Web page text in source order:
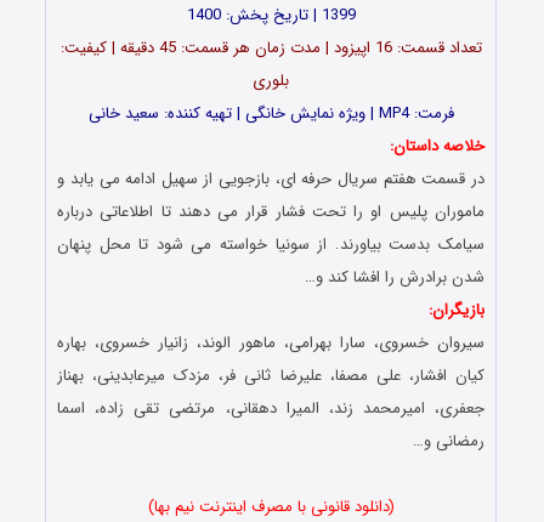
1399 | تاریخ پخش: 1400
تعداد قسمت: 16 اپیزود | مدت زمان هر قسمت: 45 دقیقه | کیفیت:
بلوری
فرمت: MP4 | ویژه نمایش خانگی | تهیه کننده: سعید خانی
خلاصه داستان:
در قسمت هفتم سریال حرفه ای، بازجویی از سهیل ادامه می یابد و
ماموران پلیس او را تحت فشار قرار می دهند تا اطلاعاتی درباره
سیامک بدست بیاورند. از سونیا خواسته می شود تا محل پنهان
شدن برادرش را افشا کند و…
بازیگران:
سیروان خسروی، سارا بهرامی، ماهور الوند، زانیار خسروی، بهاره
کیان افشار، علی مصفا، علیرضا ثانی فر، مزدک میرعابدینی، بهناز
جعفری، امیرمحمد زند، المیرا دهقانی، مرتضی تقی زاده، اسما
رمضانی و…
(دانلود قانونی با مصرف اینترنت نیم بها)